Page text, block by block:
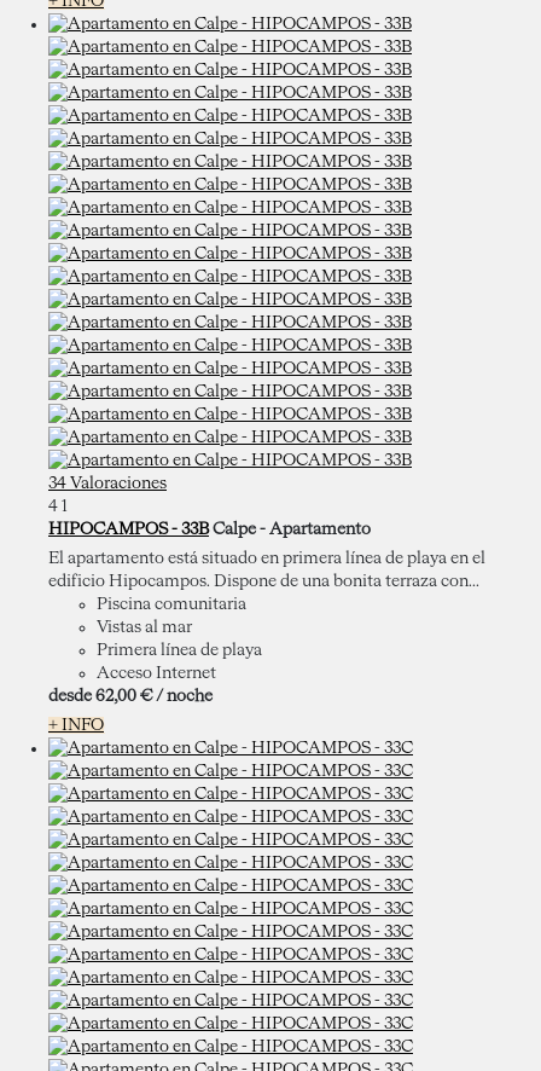
34 Valoraciones
4 1
HIPOCAMPOS - 33B Calpe - Apartamento
El apartamento está situado en primera línea de playa en el
edificio Hipocampos. Dispone de una bonita terraza con...
Piscina comunitaria
Vistas al mar
Primera línea de playa
Acceso Internet
desde 62,00 € / noche
+ INFO